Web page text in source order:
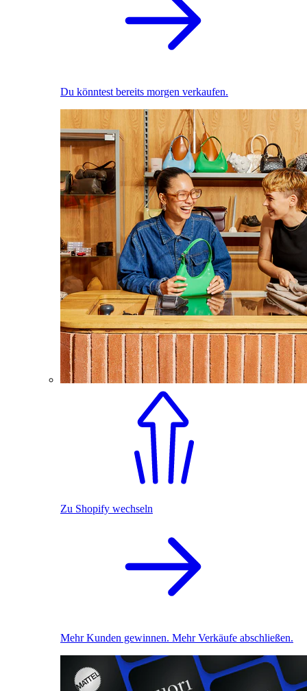
Du könntest bereits morgen verkaufen.
Zu Shopify wechseln
Mehr Kunden gewinnen. Mehr Verkäufe abschließen.